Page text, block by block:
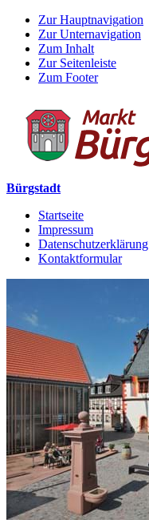
Zur Hauptnavigation
Zur Unternavigation
Zum Inhalt
Zur Seitenleiste
Zum Footer
Bürgstadt
Startseite
Impressum
Datenschutzerklärung
Kontaktformular